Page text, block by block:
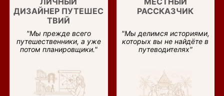
ДИЗАЙНЕР ПУТЕШЕС
ТВИЙ
"Мы прежде всего
путешественники, а уже
потом планировщики."
РАССКАЗЧИК
"Мы делимся историями,
которых вы не найдёте в
путеводителях"